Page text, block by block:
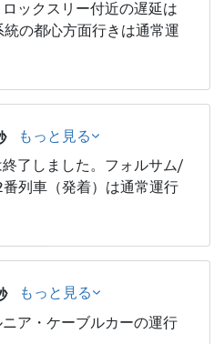
ックスリー付近の遅延は
の都心方面行きは通常運
もっと見る
了しました。フォルサム/
列車（発着）は通常運行
もっと見る
ア・ケーブルカーの運行